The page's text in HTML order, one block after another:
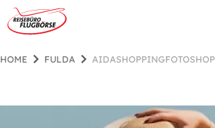
HOME FULDA AIDASHOPPINGFOTOSHOP